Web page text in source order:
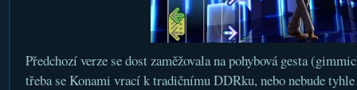
Předchozí verze se dost zaměžovala na pohybová gesta
třeba se Konami vrací k tradičnímu DDRku, nebo nebude